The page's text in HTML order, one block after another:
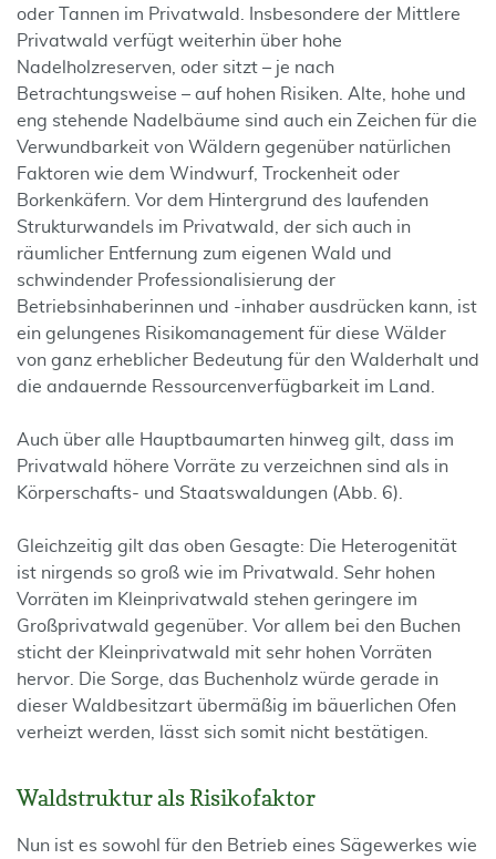
oder Tannen im Privatwald. Insbesondere der Mittlere
Privatwald verfügt weiterhin über hohe
Nadelholzreserven, oder sitzt – je nach
Betrachtungsweise – auf hohen Risiken. Alte, hohe und
eng stehende Nadelbäume sind auch ein Zeichen für die
Verwundbarkeit von Wäldern gegenüber natürlichen
Faktoren wie dem Windwurf, Trockenheit oder
Borkenkäfern. Vor dem Hintergrund des laufenden
Strukturwandels im Privatwald, der sich auch in
räumlicher Entfernung zum eigenen Wald und
schwindender Professionalisierung der
Betriebsinhaberinnen und -inhaber ausdrücken kann, ist
ein gelungenes Risikomanagement für diese Wälder
von ganz erheblicher Bedeutung für den Walderhalt und
die andauernde Ressourcenverfügbarkeit im Land.
Auch über alle Hauptbaumarten hinweg gilt, dass im
Privatwald höhere Vorräte zu verzeichnen sind als in
Körperschafts- und Staatswaldungen (Abb. 6).
Gleichzeitig gilt das oben Gesagte: Die Heterogenität
ist nirgends so groß wie im Privatwald. Sehr hohen
Vorräten im Kleinprivatwald stehen geringere im
Großprivatwald gegenüber. Vor allem bei den Buchen
sticht der Kleinprivatwald mit sehr hohen Vorräten
hervor. Die Sorge, das Buchenholz würde gerade in
dieser Waldbesitzart übermäßig im bäuerlichen Ofen
verheizt werden, lässt sich somit nicht bestätigen.
Waldstruktur als Risikofaktor
Nun ist es sowohl für den Betrieb eines Sägewerkes wie